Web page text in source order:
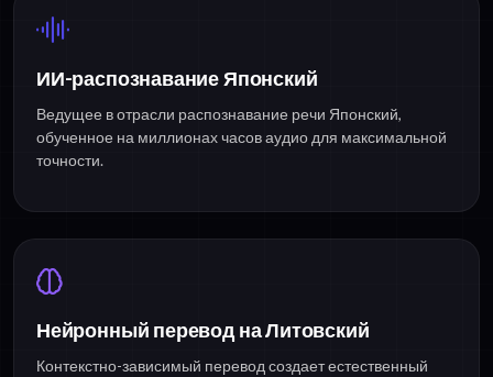
ИИ-распознавание Японский
Ведущее в отрасли распознавание речи Японский,
обученное на миллионах часов аудио для максимальной
точности.
Нейронный перевод на Литовский
Контекстно-зависимый перевод создает естественный